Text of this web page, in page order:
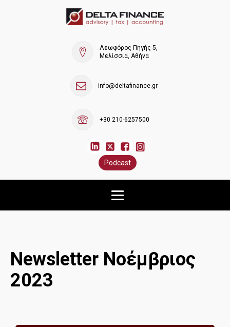
Λεωφόρος Πηγής 5,
Μελίσσια, Αθήνα
info@deltafinance.gr
+30 210-6257500
Podcast
Newsletter Νοέμβριος
2023